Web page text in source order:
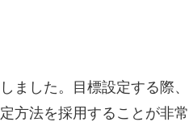
ました。目標設定する際
方法を採用することが非常